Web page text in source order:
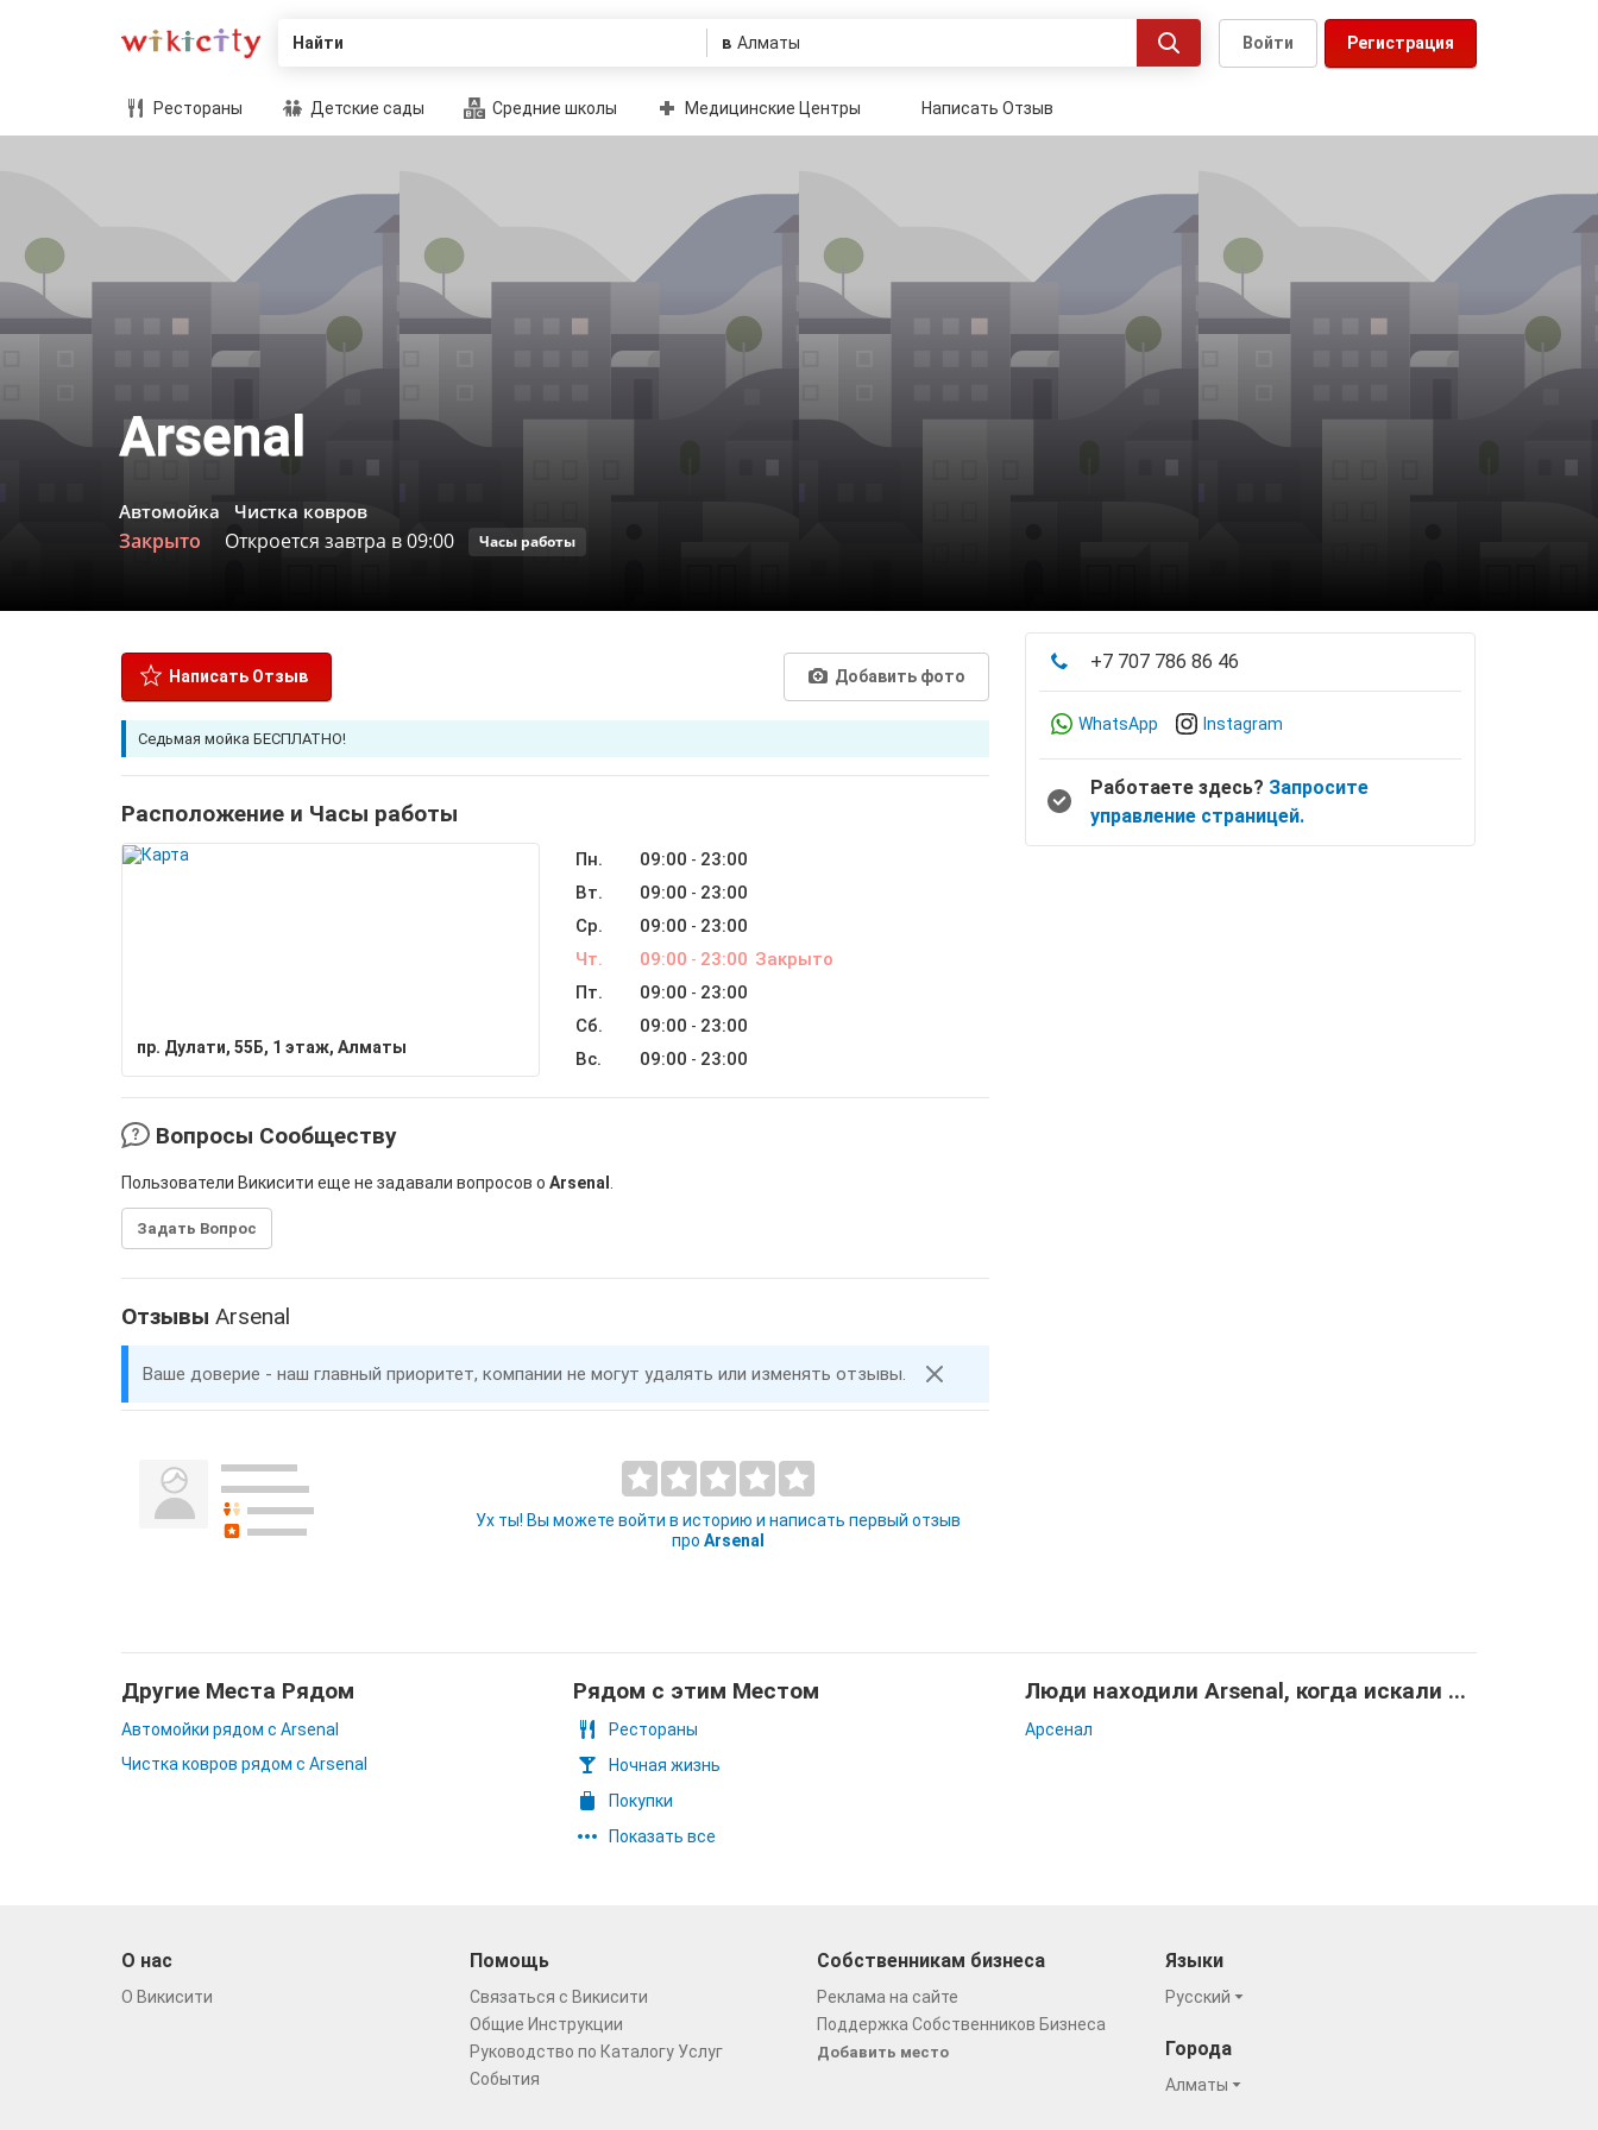
Найти в Регистрация
Войти
Рестораны Детские сады Средние школы Медицинские Центры Написать Отзыв
Arsenal
Автомойка Чистка ковров
Закрыто Откроется завтра в 09:00 Часы работы
Написать Отзыв Добавить фото
Седьмая мойка БЕСПЛАТНО!
Расположение и Часы работы
​пр. Дулати, 55Б, ​1 этаж, Алматы
Пн. 09:00 - 23:00
Вт.
09:00 - 23:00
Ср.
09:00 - 23:00
Чт.
09:00 - 23:00 Закрыто
Пт.
09:00 - 23:00
Сб.
09:00 - 23:00
Вс.
09:00 - 23:00
Вопросы Сообществу
Пользователи Викисити еще не задавали вопросов о Arsenal
Задать Вопрос
Отзывы Arsenal
Ваше доверие - наш главный приоритет, компании не могут удалять или изменять отзывы.
Ух ты! Вы можете войти в историю и написать первый отзыв
про Arsenal
+7 707 786 86 46
WhatsApp Instagram
Работаете здесь? Запросите
управление страницей.
Другие Места Рядом
Автомойки рядом с Arsenal
Чистка ковров рядом с Arsenal
Рядом с этим Местом
Рестораны
Ночная жизнь
Покупки
Показать все
Люди находили Arsenal, когда искали ...
Арсенал
О нас
О Викисити
Помощь
Связаться с Викисити
Общие Инструкции
Руководство по Каталогу Услуг
События
Собственникам бизнеса
Реклама на сайте
Поддержка Собственников Бизнеса
Добавить место
Языки
Русский
Города
Алматы